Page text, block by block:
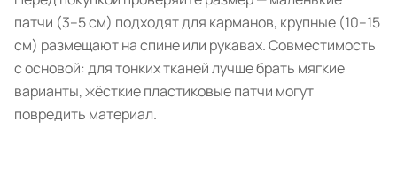
патчи (3–5 см) подходят для карманов, крупные (10–15
см) размещают на спине или рукавах. Совместимость
с основой: для тонких тканей лучше брать мягкие
варианты, жёсткие пластиковые патчи могут
повредить материал.